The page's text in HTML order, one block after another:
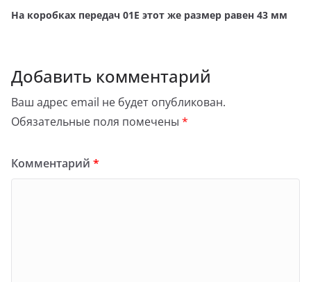
На коробках передач 01Е этот же размер равен 43 мм
Добавить комментарий
Ваш адрес email не будет опубликован.
Обязательные поля помечены *
Комментарий *